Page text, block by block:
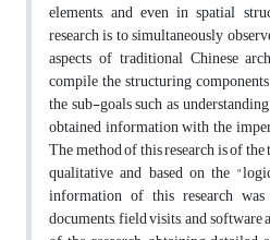
elements, and even in spatial
research is to simultaneously
aspects of traditional Chinese
compile the structuring
the sub-goals such as
obtained information with the
The method of this research is of
qualitative and based on the
information of this research
documents, field visits, and